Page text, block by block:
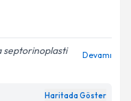
septorinoplasti
Devamı
Haritada Göster